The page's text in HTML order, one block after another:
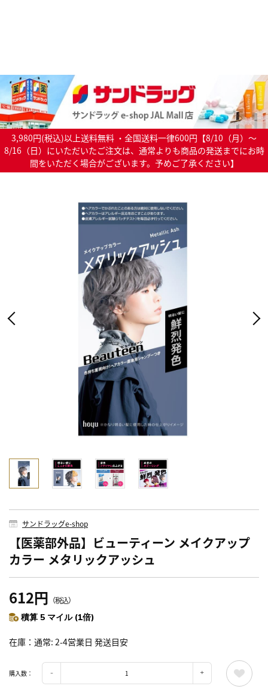
3,980円(税込)以上送料無料 ・全国送料一律600円【8/10（月）～
8/16（日）にいただいたご注文は、通常よりも商品の発送までにお時
間をいただく場合がございます。予めご了承ください】
サンドラッグe-shop
【医薬部外品】ビューティーン メイクアップ
カラー メタリックアッシュ
612円 （税込）
積算 5 マイル (1倍)
在庫 通常: 2-4営業日 発送目安
購入数：